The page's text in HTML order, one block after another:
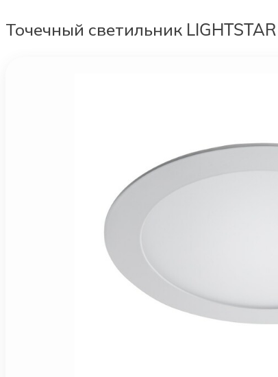
Точечный светильник